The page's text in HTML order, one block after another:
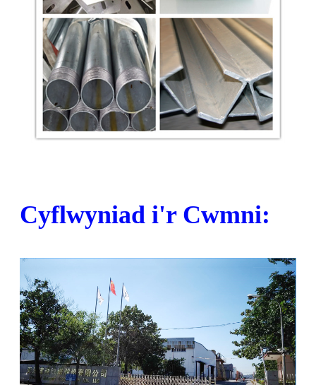
Cyflwyniad i'r Cwmni: